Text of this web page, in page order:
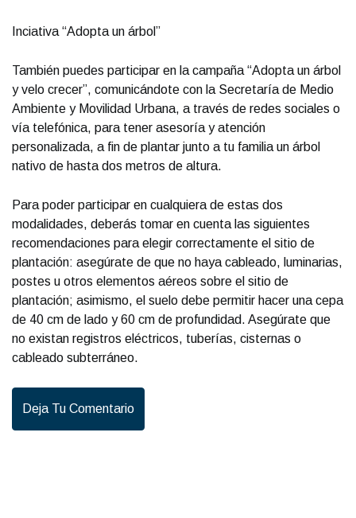
Inciativa “Adopta un árbol”
También puedes participar en la campaña “Adopta un árbol
y velo crecer”, comunicándote con la Secretaría de Medio
Ambiente y Movilidad Urbana, a través de redes sociales o
vía telefónica, para tener asesoría y atención
personalizada, a fin de plantar junto a tu familia un árbol
nativo de hasta dos metros de altura.
Para poder participar en cualquiera de estas dos
modalidades, deberás tomar en cuenta las siguientes
recomendaciones para elegir correctamente el sitio de
plantación: asegúrate de que no haya cableado, luminarias,
postes u otros elementos aéreos sobre el sitio de
plantación; asimismo, el suelo debe permitir hacer una cepa
de 40 cm de lado y 60 cm de profundidad. Asegúrate que
no existan registros eléctricos, tuberías, cisternas o
cableado subterráneo.
Deja Tu Comentario